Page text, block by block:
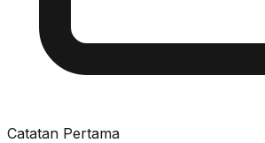
Catatan Pertama